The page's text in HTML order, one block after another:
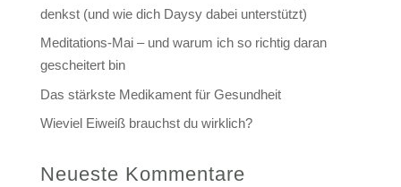
denkst (und wie dich Daysy dabei unterstützt)
Meditations-Mai – und warum ich so richtig daran
gescheitert bin
Das stärkste Medikament für Gesundheit
Wieviel Eiweiß brauchst du wirklich?
Neueste Kommentare